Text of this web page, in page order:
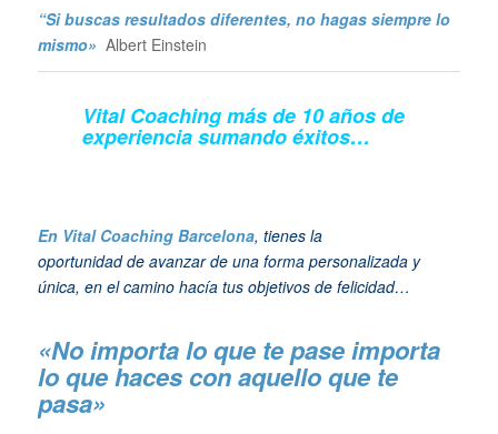
“Si buscas resultados diferentes, no hagas siempre lo
mismo» Albert Einstein
Vital Coaching más de 10 años de
experiencia sumando éxitos…
En Vital Coaching Barcelona, tienes la
oportunidad de avanzar de una forma personalizada y
única, en el camino hacía tus objetivos de felicidad…
«No importa lo que te pase importa
lo que haces con aquello que te
pasa»